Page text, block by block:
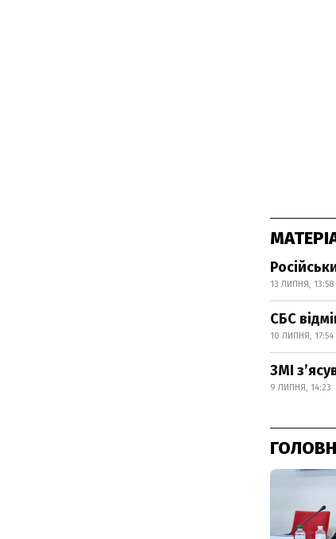
13 ЛИПНЯ, 13:58
СБС
10 ЛИПНЯ, 17:54
ЗМІ
9 ЛИПНЯ, 14:23